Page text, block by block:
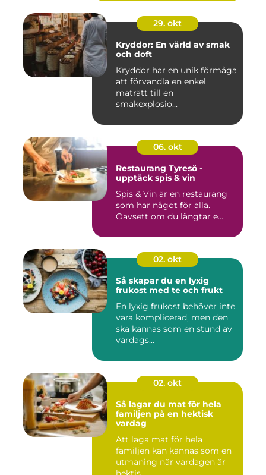
29. okt
Kryddor: En värld av smak
och doft
Kryddor har en unik förmåga
att förvandla en enkel
maträtt till en
smakexplosio...
06. okt
Restaurang Tyresö -
upptäck spis & vin
Spis & Vin är en restaurang
som har något för alla.
Oavsett om du längtar e...
02. okt
Så skapar du en lyxig
frukost med te och frukt
En lyxig frukost behöver inte
vara komplicerad, men den
ska kännas som en stund av
vardags...
02. okt
Så lagar du mat för hela
familjen på en hektisk
vardag
Att laga mat för hela
familjen kan kännas som en
utmaning när vardagen är